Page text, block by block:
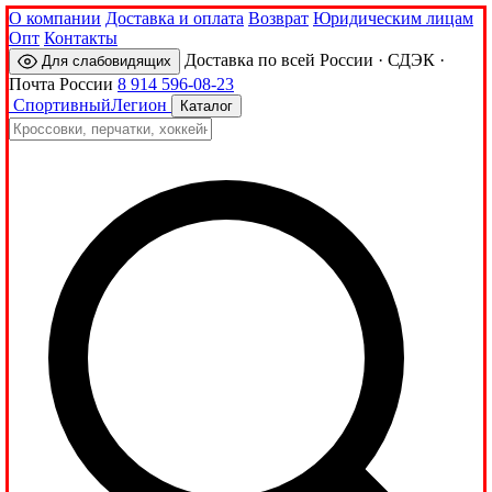
О компании Доставка и оплата Возврат Юридическим лицам
Опт Контакты
Для слабовидящих
Доставка по всей России · СДЭК ·
Почта России 8 914 596-08-23
СпортивныйЛегион Каталог